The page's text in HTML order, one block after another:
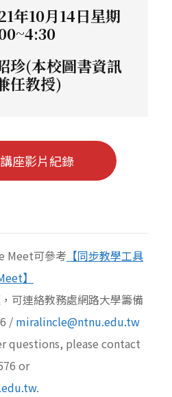
年10月14日星期
珍(本校圖書資訊
任教授)
座影片紀錄
Meet可參考 【同步教學工具
】
可連絡教務處網路大學籌備
/ miralincle@ntnu.edu.tw
questions, please contact
or
.